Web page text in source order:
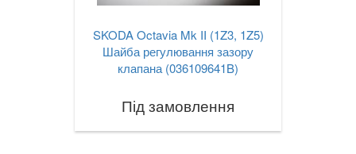
SKODA Octavia Mk II (1Z3, 1Z5)
Шайба регулювання зазору
клапана (036109641B)
Під замовлення